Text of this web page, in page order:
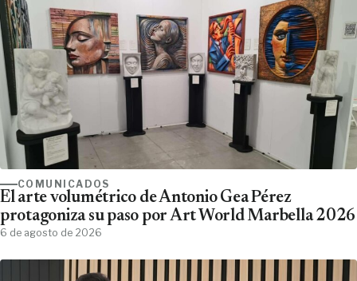
COMUNICADOS
El arte volumétrico de Antonio Gea Pérez
protagoniza su paso por Art World Marbella 2026
6 de agosto de 2026